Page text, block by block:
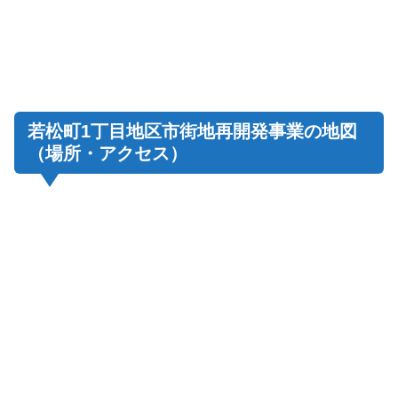
若松町1丁目地区市街地再開発事業の地図
（場所・アクセス）